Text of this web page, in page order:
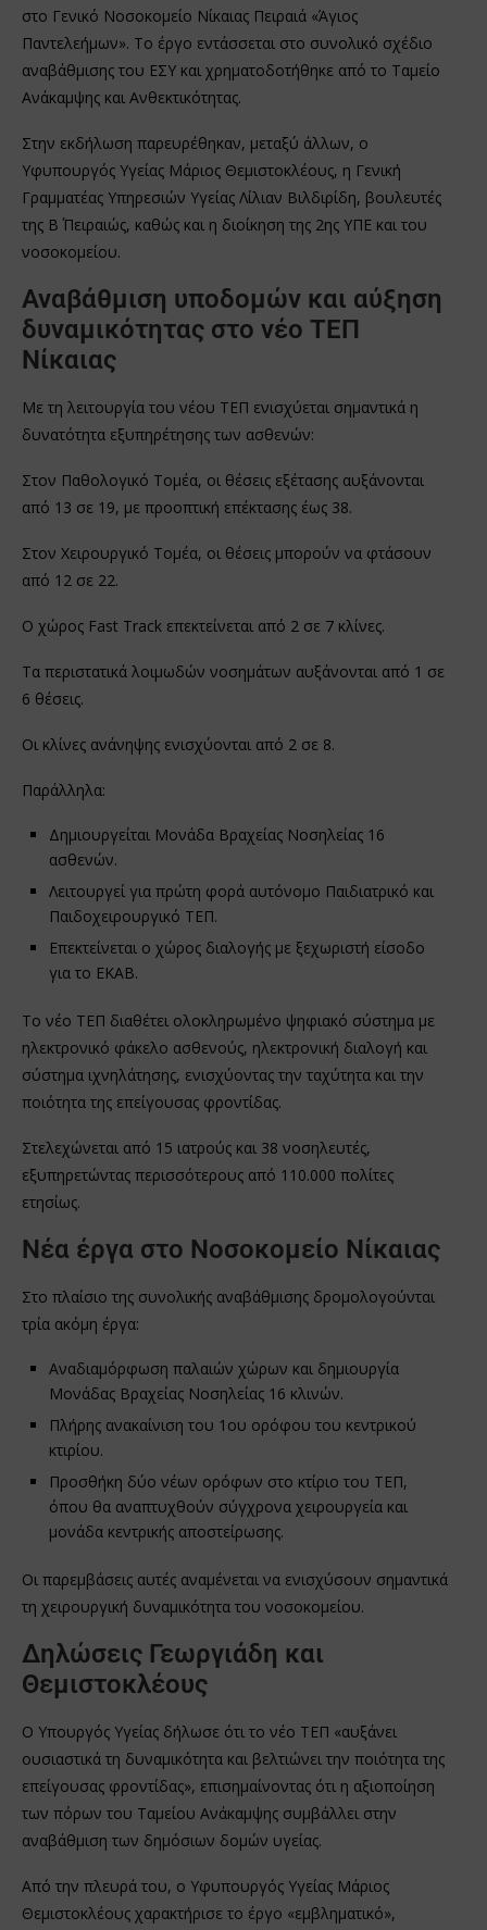
στο Γενικό Νοσοκομείο Νίκαιας Πειραιά «Άγιος
Παντελεήμων». Το έργο εντάσσεται στο συνολικό σχέδιο
αναβάθμισης του ΕΣΥ και χρηματοδοτήθηκε από το Ταμείο
Ανάκαμψης και Ανθεκτικότητας.
Στην εκδήλωση παρευρέθηκαν, μεταξύ άλλων, ο
Υφυπουργός Υγείας Μάριος Θεμιστοκλέους, η Γενική
Γραμματέας Υπηρεσιών Υγείας Λίλιαν Βιλδιρίδη, βουλευτές
της Β΄ Πειραιώς, καθώς και η διοίκηση της 2ης ΥΠΕ και του
νοσοκομείου.
Αναβάθμιση υποδομών και αύξηση
δυναμικότητας στο νέο ΤΕΠ
Νίκαιας
Με τη λειτουργία του νέου ΤΕΠ ενισχύεται σημαντικά η
δυνατότητα εξυπηρέτησης των ασθενών:
Στον Παθολογικό Τομέα, οι θέσεις εξέτασης αυξάνονται
από 13 σε 19, με προοπτική επέκτασης έως 38.
Στον Χειρουργικό Τομέα, οι θέσεις μπορούν να φτάσουν
από 12 σε 22.
Ο χώρος Fast Track επεκτείνεται από 2 σε 7 κλίνες.
Τα περιστατικά λοιμωδών νοσημάτων αυξάνονται από 1 σε
6 θέσεις.
Οι κλίνες ανάνηψης ενισχύονται από 2 σε 8.
Παράλληλα:
Δημιουργείται Μονάδα Βραχείας Νοσηλείας 16
ασθενών.
Λειτουργεί για πρώτη φορά αυτόνομο Παιδιατρικό και
Παιδοχειρουργικό ΤΕΠ.
Επεκτείνεται ο χώρος διαλογής με ξεχωριστή είσοδο
για το ΕΚΑΒ.
Το νέο ΤΕΠ διαθέτει ολοκληρωμένο ψηφιακό σύστημα με
ηλεκτρονικό φάκελο ασθενούς, ηλεκτρονική διαλογή και
σύστημα ιχνηλάτησης, ενισχύοντας την ταχύτητα και την
ποιότητα της επείγουσας φροντίδας.
Στελεχώνεται από 15 ιατρούς και 38 νοσηλευτές,
εξυπηρετώντας περισσότερους από 110.000 πολίτες
ετησίως.
Νέα έργα στο Νοσοκομείο Νίκαιας
Στο πλαίσιο της συνολικής αναβάθμισης δρομολογούνται
τρία ακόμη έργα:
Αναδιαμόρφωση παλαιών χώρων και δημιουργία
Μονάδας Βραχείας Νοσηλείας 16 κλινών.
Πλήρης ανακαίνιση του 1ου ορόφου του κεντρικού
κτιρίου.
Προσθήκη δύο νέων ορόφων στο κτίριο του ΤΕΠ,
όπου θα αναπτυχθούν σύγχρονα χειρουργεία και
μονάδα κεντρικής αποστείρωσης.
Οι παρεμβάσεις αυτές αναμένεται να ενισχύσουν σημαντικά
τη χειρουργική δυναμικότητα του νοσοκομείου.
Δηλώσεις Γεωργιάδη και
Θεμιστοκλέους
Ο Υπουργός Υγείας δήλωσε ότι το νέο ΤΕΠ «αυξάνει
ουσιαστικά τη δυναμικότητα και βελτιώνει την ποιότητα της
επείγουσας φροντίδας», επισημαίνοντας ότι η αξιοποίηση
των πόρων του Ταμείου Ανάκαμψης συμβάλλει στην
αναβάθμιση των δημόσιων δομών υγείας.
Από την πλευρά του, ο Υφυπουργός Υγείας Μάριος
Θεμιστοκλέους χαρακτήρισε το έργο «εμβληματικό»,